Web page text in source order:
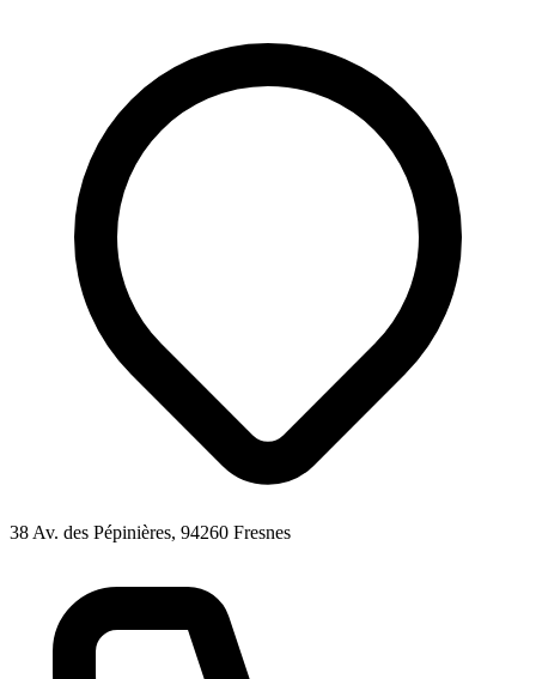
38 Av. des Pépinières, 94260 Fresnes